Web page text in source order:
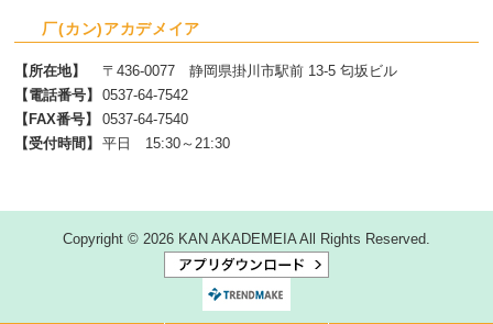
厂(カン)アカデメイア
【所在地】
〒436-0077 静岡県掛川市駅前 13-5 匂坂ビル
【電話番号】
0537-64-7542
【FAX番号】
0537-64-7540
【受付時間】
平日 15:30～21:30
Copyright © 2026 KAN AKADEMEIA All Rights Reserved.